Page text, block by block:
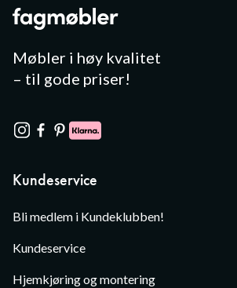
Møbler i høy kvalitet
– til gode priser!
Kundeservice
Bli medlem i Kundeklubben!
Kundeservice
Hjemkjøring og montering